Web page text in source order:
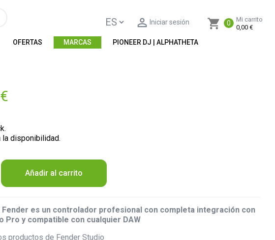
shopping_cart 0
Mi carrito
0,00 €
 Iniciar sesión
OFERTAS MARCAS PIONEER DJ | ALPHATHETA
la disponibilidad.
Añadir al carrito
Fender es un controlador profesional con completa integración con
Pro y compatible con cualquier DAW